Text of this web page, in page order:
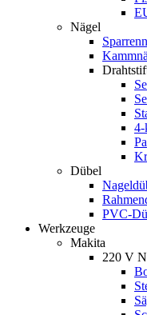
Nägel
4-
Dübel
PVC-
Werkzeuge
Makita
220 V